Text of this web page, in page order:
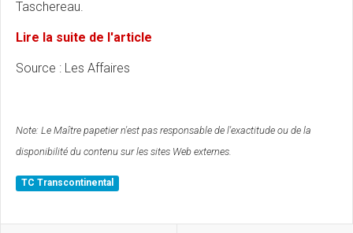
Taschereau.
Lire la suite de l'article
Source : Les Affaires
Note: Le Maître papetier n'est pas responsable de l'exactitude ou de la
disponibilité du contenu sur les sites Web externes.
TC Transcontinental